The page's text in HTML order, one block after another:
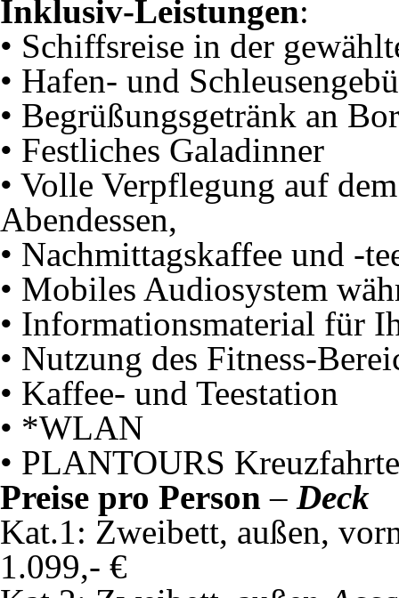
Inklusiv-Leistungen:
• Schiffsreise in der
• Hafen- und
• Begrüßungsgetränk an
• Festliches Galadinner
• Volle Verpflegung auf
Abendessen,
• Nachmittagskaffee und -
• Mobiles Audiosystem
• Informationsmaterial für
• Nutzung des Fitness-
• Kaffee- und Teestation
• *WLAN
• PLANTOURS
Preise pro Person – Deck
Kat.1: Zweibett, außen,
1.099,- €